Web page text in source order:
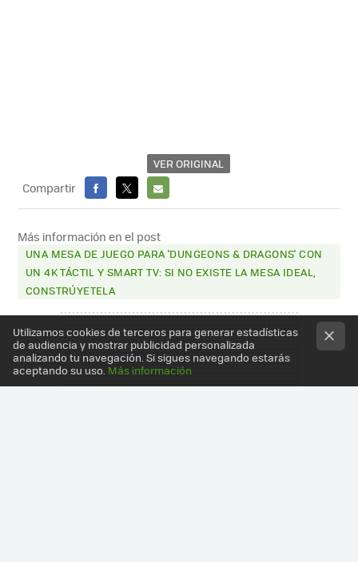
VER ORIGINAL
Compartir
FACEBOOK
X
E-
MAIL
Más información en el post
UNA MESA DE JUEGO PARA 'DUNGEONS & DRAGONS' CON
UN 4K TÁCTIL Y SMART TV: SI NO EXISTE LA MESA IDEAL,
CONSTRÚYETELA
Utilizamos cookies de terceros para generar estadísticas
de audiencia y mostrar publicidad personalizada
analizando tu navegación. Si sigues navegando estarás
aceptando su uso. Más información